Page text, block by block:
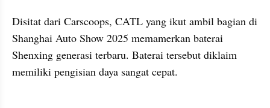
Disitat dari Carscoops, CATL yang ikut ambil bagian di
Shanghai Auto Show 2025 memamerkan baterai
Shenxing generasi terbaru. Baterai tersebut diklaim
memiliki pengisian daya sangat cepat.